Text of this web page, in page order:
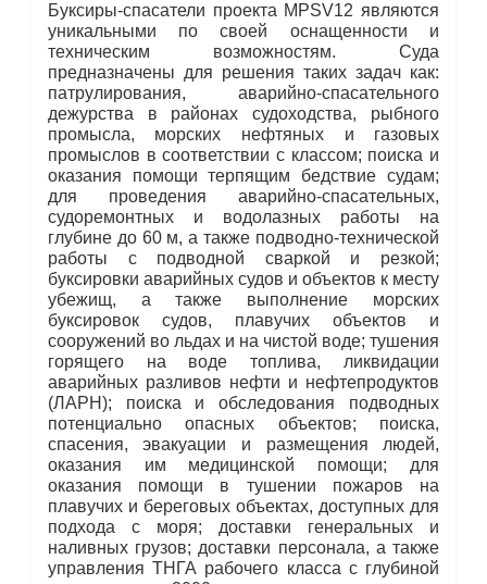
Буксиры-спасатели проекта MPSV12 являются
уникальными по своей оснащенности и
техническим возможностям. Суда
предназначены для решения таких задач как:
патрулирования, аварийно-спасательного
дежурства в районах судоходства, рыбного
промысла, морских нефтяных и газовых
промыслов в соответствии с классом; поиска и
оказания помощи терпящим бедствие судам;
для проведения аварийно-спасательных,
судоремонтных и водолазных работы на
глубине до 60 м, а также подводно-технической
работы с подводной сваркой и резкой;
буксировки аварийных судов и объектов к месту
убежищ, а также выполнение морских
буксировок судов, плавучих объектов и
сооружений во льдах и на чистой воде; тушения
горящего на воде топлива, ликвидации
аварийных разливов нефти и нефтепродуктов
(ЛАРН); поиска и обследования подводных
потенциально опасных объектов; поиска,
спасения, эвакуации и размещения людей,
оказания им медицинской помощи; для
оказания помощи в тушении пожаров на
плавучих и береговых объектах, доступных для
подхода с моря; доставки генеральных и
наливных грузов; доставки персонала, а также
управления ТНГА рабочего класса с глубиной